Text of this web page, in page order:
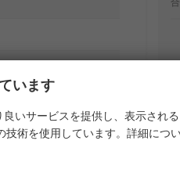
います
いサービスを提供し、表示され
術を使用しています。詳細につい